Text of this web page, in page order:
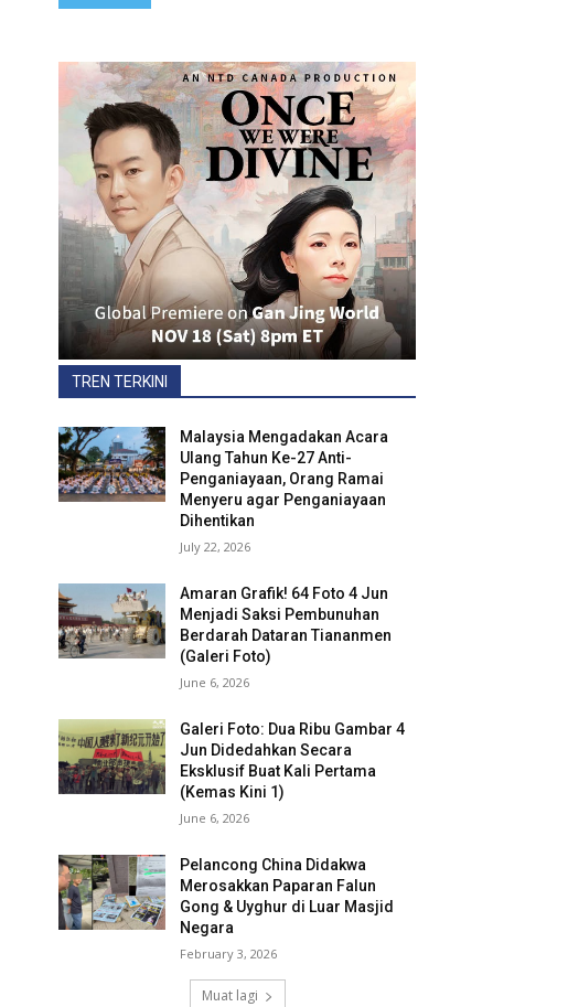
TREN TERKINI
Malaysia Mengadakan Acara
Ulang Tahun Ke-27 Anti-
Penganiayaan, Orang Ramai
Menyeru agar Penganiayaan
Dihentikan
July 22, 2026
Amaran Grafik! 64 Foto 4 Jun
Menjadi Saksi Pembunuhan
Berdarah Dataran Tiananmen
(Galeri Foto)
June 6, 2026
Galeri Foto: Dua Ribu Gambar 4
Jun Didedahkan Secara
Eksklusif Buat Kali Pertama
(Kemas Kini 1)
June 6, 2026
Pelancong China Didakwa
Merosakkan Paparan Falun
Gong & Uyghur di Luar Masjid
Negara
February 3, 2026
Muat lagi